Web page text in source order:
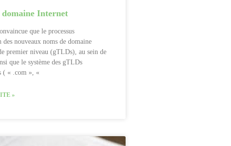
domaine Internet
que le processus
des nouveaux noms de domaine
premier niveau (gTLDs), au sein de
que le système des gTLDs
( « .com », «
»